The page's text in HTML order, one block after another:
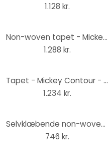
1.128 kr.
Non-woven tapet - Mickey Mouse fodlabyrint - 200 x 280 cm
1.288 kr.
Tapet - Mickey Contour - 200 x 280 cm
1.234 kr.
Selvklæbende non-woven tapet - Mickey Head Stripes - 125 x 125 cm
746 kr.